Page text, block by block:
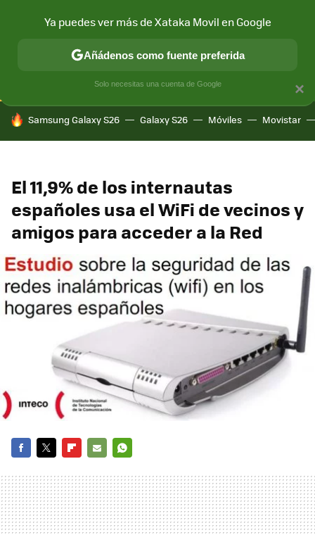
CONECTIVIDAD MÓVIL Y SOCIEDAD APLICACIONES
HOY SE HABLA DE
Samsung Galaxy S26 Galaxy S26 Móviles Movistar
El 11,9% de los internautas
españoles usa el WiFi de vecinos y
amigos para acceder a la Red
MAIL
×
Ya puedes ver más de Xataka Movil en Google
Añádenos como fuente preferida
Solo necesitas una cuenta de Google